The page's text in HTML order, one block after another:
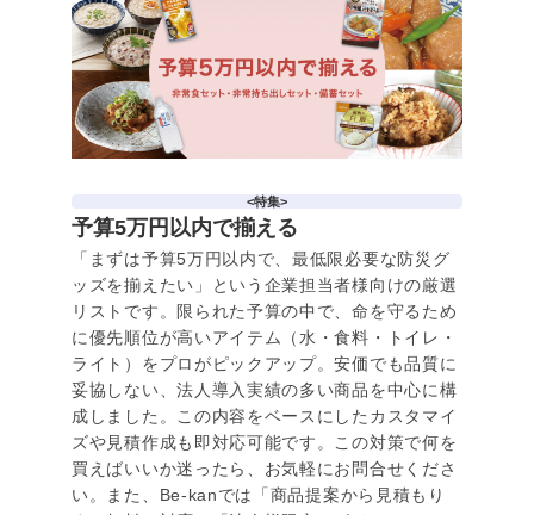
<特集>
予算5万円以内で揃える
「まずは予算5万円以内で、最低限必要な防災グ
ッズを揃えたい」という企業担当者様向けの厳選
リストです。限られた予算の中で、命を守るため
に優先順位が高いアイテム（水・食料・トイレ・
ライト）をプロがピックアップ。安価でも品質に
妥協しない、法人導入実績の多い商品を中心に構
成しました。この内容をベースにしたカスタマイ
ズや見積作成も即対応可能です。この対策で何を
買えばいいか迷ったら、お気軽にお問合せくださ
い。また、Be-kanでは「商品提案から見積もり